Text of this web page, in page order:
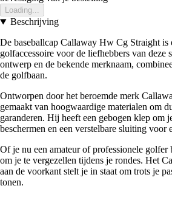
Loading...
Beschrijving
De baseballcap Callaway Hw Cg Straight is
golfaccessoire voor de liefhebbers van deze
ontwerp en de bekende merknaam,
de golfbaan.
Ontworpen door het beroemde merk
gemaakt van hoogwaardige materialen om
garanderen. Hij heeft een gebogen klep om
beschermen en een verstelbare sluiting voor
Of je nu een amateur of professionele golfer
om je te vergezellen tijdens je rondes. Het
aan de voorkant stelt je in staat om trots je
tonen.